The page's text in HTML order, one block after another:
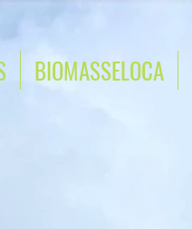
BIOMASSELOCA